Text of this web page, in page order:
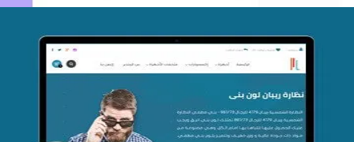
تصميم متجر اي كير
التفاصيل